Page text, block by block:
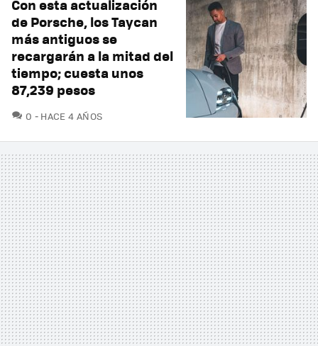
Con esta actualización
de Porsche, los Taycan
más antiguos se
recargarán a la mitad del
tiempo; cuesta unos
87,239 pesos
0 COMENTARIOS
HACE 4 AÑOS